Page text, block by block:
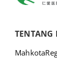
TENTANG